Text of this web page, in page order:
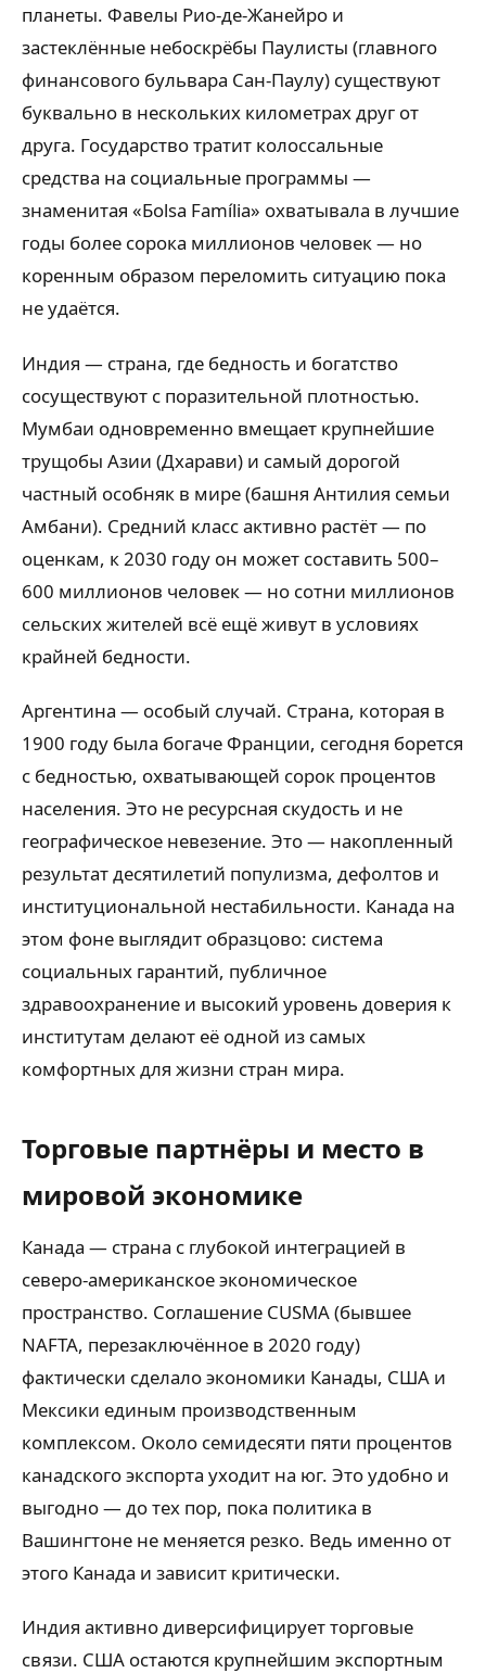
планеты. Фавелы Рио-де-Жанейро и
застеклённые небоскрёбы Паулисты (главного
финансового бульвара Сан-Паулу) существуют
буквально в нескольких километрах друг от
друга. Государство тратит колоссальные
средства на социальные программы —
знаменитая «Боlsa Família» охватывала в лучшие
годы более сорока миллионов человек — но
коренным образом переломить ситуацию пока
не удаётся.
Индия — страна, где бедность и богатство
сосуществуют с поразительной плотностью.
Мумбаи одновременно вмещает крупнейшие
трущобы Азии (Дхарави) и самый дорогой
частный особняк в мире (башня Антилия семьи
Амбани). Средний класс активно растёт — по
оценкам, к 2030 году он может составить 500–
600 миллионов человек — но сотни миллионов
сельских жителей всё ещё живут в условиях
крайней бедности.
Аргентина — особый случай. Страна, которая в
1900 году была богаче Франции, сегодня борется
с бедностью, охватывающей сорок процентов
населения. Это не ресурсная скудость и не
географическое невезение. Это — накопленный
результат десятилетий популизма, дефолтов и
институциональной нестабильности. Канада на
этом фоне выглядит образцово: система
социальных гарантий, публичное
здравоохранение и высокий уровень доверия к
институтам делают её одной из самых
комфортных для жизни стран мира.
Торговые партнёры и место в
мировой экономике
Канада — страна с глубокой интеграцией в
северо-американское экономическое
пространство. Соглашение CUSMA (бывшее
NAFTA, перезаключённое в 2020 году)
фактически сделало экономики Канады, США и
Мексики единым производственным
комплексом. Около семидесяти пяти процентов
канадского экспорта уходит на юг. Это удобно и
выгодно — до тех пор, пока политика в
Вашингтоне не меняется резко. Ведь именно от
этого Канада и зависит критически.
Индия активно диверсифицирует торговые
связи. США остаются крупнейшим экспортным